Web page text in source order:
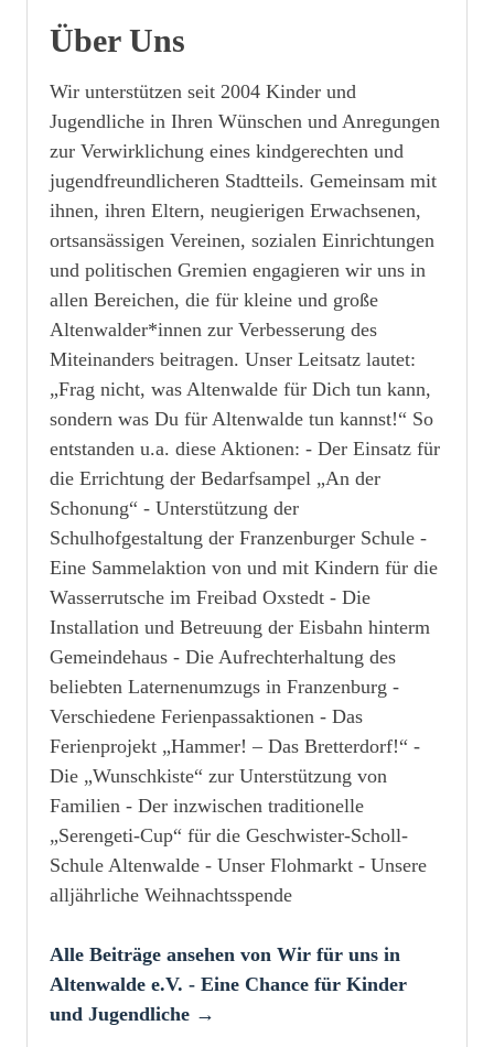
Über Uns
Wir unterstützen seit 2004 Kinder und
Jugendliche in Ihren Wünschen und Anregungen
zur Verwirklichung eines kindgerechten und
jugendfreundlicheren Stadtteils. Gemeinsam mit
ihnen, ihren Eltern, neugierigen Erwachsenen,
ortsansässigen Vereinen, sozialen Einrichtungen
und politischen Gremien engagieren wir uns in
allen Bereichen, die für kleine und große
Altenwalder*innen zur Verbesserung des
Miteinanders beitragen. Unser Leitsatz lautet:
„Frag nicht, was Altenwalde für Dich tun kann,
sondern was Du für Altenwalde tun kannst!“ So
entstanden u.a. diese Aktionen: - Der Einsatz für
die Errichtung der Bedarfsampel „An der
Schonung“ - Unterstützung der
Schulhofgestaltung der Franzenburger Schule -
Eine Sammelaktion von und mit Kindern für die
Wasserrutsche im Freibad Oxstedt - Die
Installation und Betreuung der Eisbahn hinterm
Gemeindehaus - Die Aufrechterhaltung des
beliebten Laternenumzugs in Franzenburg -
Verschiedene Ferienpassaktionen - Das
Ferienprojekt „Hammer! – Das Bretterdorf!“ -
Die „Wunschkiste“ zur Unterstützung von
Familien - Der inzwischen traditionelle
„Serengeti-Cup“ für die Geschwister-Scholl-
Schule Altenwalde - Unser Flohmarkt - Unsere
alljährliche Weihnachtsspende
Alle Beiträge ansehen von Wir für uns in
Altenwalde e.V. - Eine Chance für Kinder
und Jugendliche →